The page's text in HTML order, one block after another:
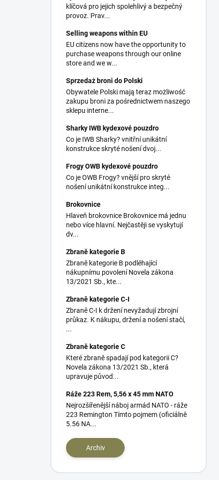
klíčová pro jejich spolehlivý a bezpečný
provoz. Prav...
Selling weapons within EU
EU citizens now have the opportunity to
purchase weapons through our online
store and we w...
Sprzedaż broni do Polski
Obywatele Polski mają teraz możliwość
zakupu broni za pośrednictwem naszego
sklepu interne...
Sharky IWB kydexové pouzdro
Co je IWB Sharky? vnitřní unikátní
konstrukce skryté nošení dvoj...
Frogy OWB kydexové pouzdro
Co je OWB Frogy? vnější pro skryté
nošení unikátní konstrukce integ...
Brokovnice
Hlaveň brokovnice Brokovnice má jednu
nebo více hlavní. Nejčastěji se vyskytují
dv...
Zbraně kategorie B
Zbraně kategorie B podléhající
nákupnímu povolení Novela zákona
13/2021 Sb., kte...
Zbraně kategorie C-I
Zbraně C-I k držení nevyžadují zbrojní
průkaz. K nákupu, držení a nošení stačí,
...
Zbraně kategorie C
Které zbraně spadají pod kategorii C?
Novela zákona 13/2021 Sb., která
upravuje původ...
Ráže 223 Rem, 5,56 x 45 mm NATO
Nejrozšířenější náboj armád NATO - ráže
223 Remington Tímto pojmem (oficiálně
5.56 NA...
Archiv